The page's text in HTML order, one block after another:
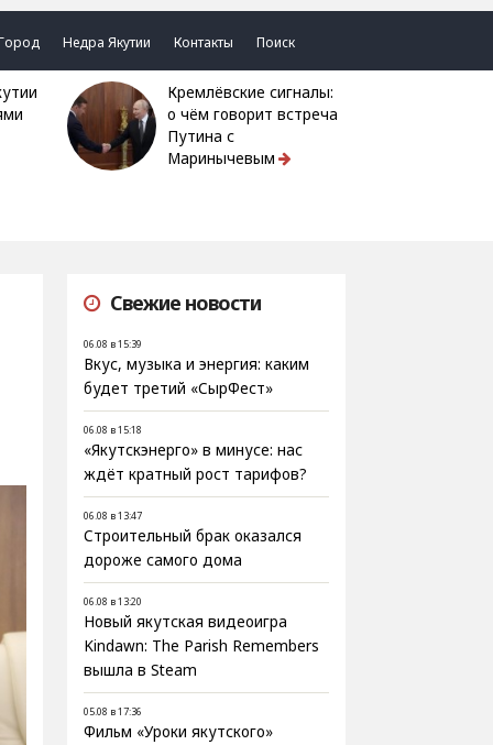
Недра Якутии Контакты Поиск
Кремлёвские сигналы:
о чём говорит встреча
Путина с
Маринычевым
Свежие новости
06.08 в 15:39
Вкус, музыка и энергия: каким
будет третий «СырФест»
06.08 в 15:18
«Якутскэнерго» в минусе: нас
ждёт кратный рост тарифов?
06.08 в 13:47
Строительный брак оказался
дороже самого дома
06.08 в 13:20
Новый якутская видеоигра
Kindawn: The Parish Remembers
вышла в Steam
05.08 в 17:36
Фильм «Уроки якутского»